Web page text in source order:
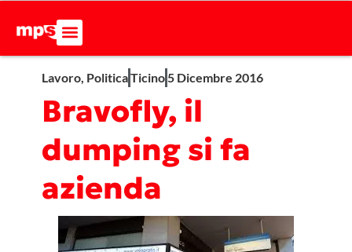
Lavoro, PoliticaTicino5 Dicembre 2016
Bravofly, il
dumping si fa
azienda